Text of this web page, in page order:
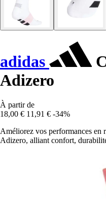
adidas
Adizero
À partir de
18,00 € 11,91 € -34%
Améliorez vos performances en
Adizero, alliant confort,